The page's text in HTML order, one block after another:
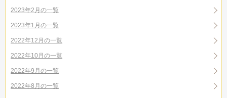
2023年2月の一覧
2023年1月の一覧
2022年12月の一覧
2022年10月の一覧
2022年9月の一覧
2022年8月の一覧